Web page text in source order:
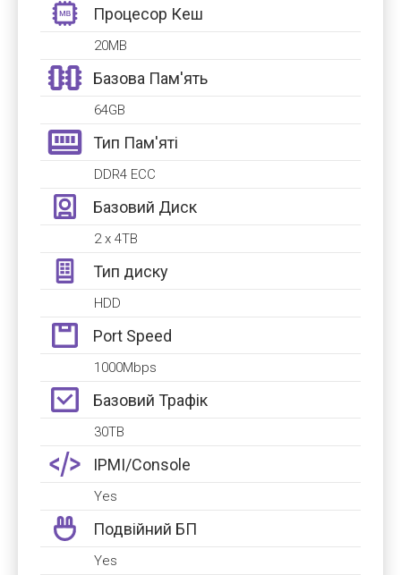
Процесор Кеш
20MB
Базова Пам'ять
64GB
Тип Пам'яті
DDR4 ECC
Базовий Диск
2 x 4TB
Тип диску
HDD
Port Speed
1000Mbps
Базовий Трафік
30TB
IPMI/Console
Yes
Подвійний БП
Yes